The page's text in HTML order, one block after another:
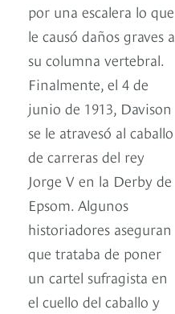
por una escalera lo que
le causó daños graves a
su columna vertebral.
Finalmente, el 4 de
junio de 1913, Davison
se le atravesó al caballo
de carreras del rey
Jorge V en la Derby de
Epsom. Algunos
historiadores aseguran
que trataba de poner
un cartel sufragista en
el cuello del caballo y